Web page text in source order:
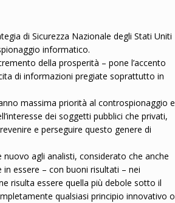
di Sicurezza Nazionale degli Stati Uniti
informatico.
della prosperità – pone l’accento
di informazioni pregiate soprattutto in
massima priorità al controspionaggio e
dei soggetti pubblici che privati,
e perseguire questo genere di
agli analisti, considerato che anche
essere – con buoni risultati – nei
risulta essere quella più debole sotto il
qualsiasi principio innovativo o